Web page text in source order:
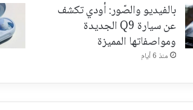
بالفيديو والصّور: أودي تكشف
عن سيارة Q9 الجديدة
ومواصفاتها المميزة
منذ 6 أيام